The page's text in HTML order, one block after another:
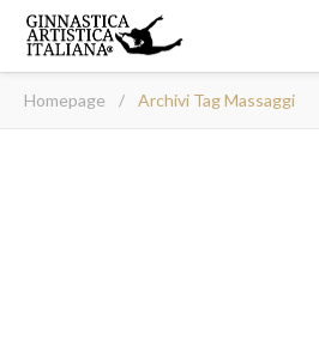
Homepage / Archivi Tag Massaggi